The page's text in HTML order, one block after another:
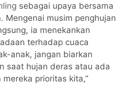
sebagai upaya bersama
Mengenai musim penghujan
ia menekankan
terhadap cuaca
anak, jangan biarkan
saat hujan deras atau ada
prioritas kita,”